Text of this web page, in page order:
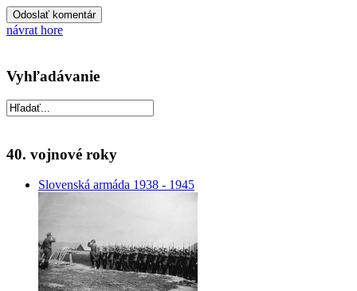
návrat hore
Vyhľadávanie
40. vojnové roky
Slovenská armáda 1938 - 1945